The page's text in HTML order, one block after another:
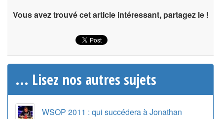
Vous avez trouvé cet article intéressant, partagez le !
... Lisez nos autres sujets
WSOP 2011 : qui succédera à Jonathan